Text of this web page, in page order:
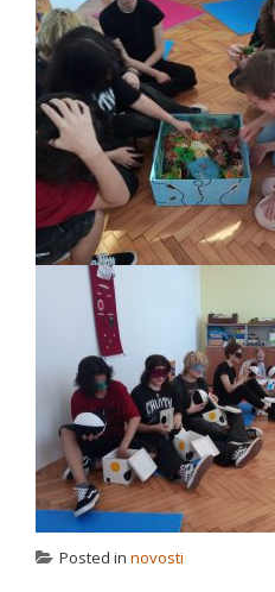
Posted in novosti